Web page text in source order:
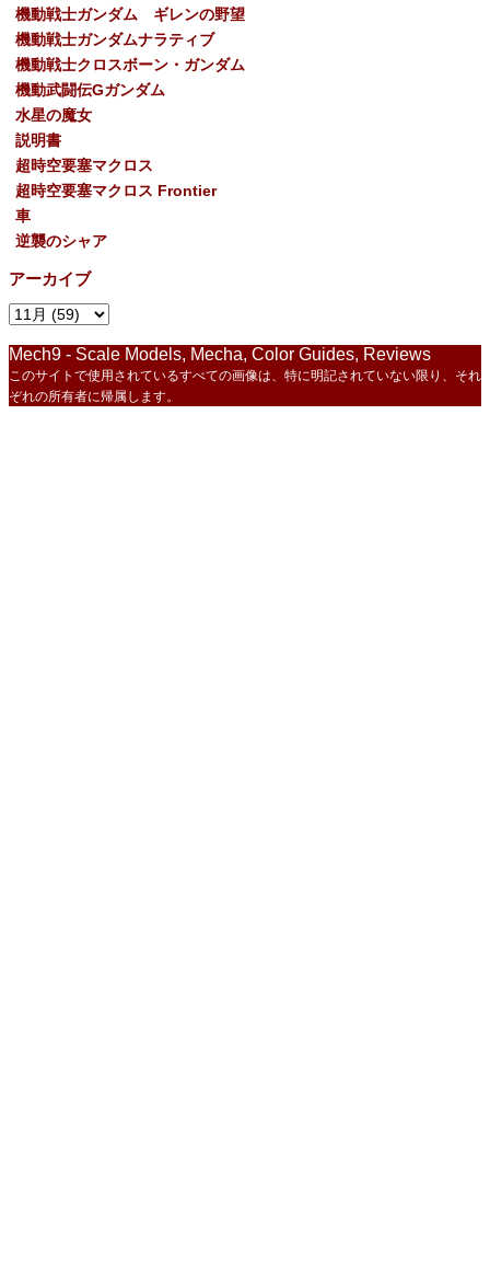
機動戦士ガンダム ギレンの野望
機動戦士ガンダムナラティブ
機動戦士クロスボーン・ガンダム
機動武闘伝Gガンダム
水星の魔女
説明書
超時空要塞マクロス
超時空要塞マクロス Frontier
車
逆襲のシャア
アーカイブ
Mech9 - Scale Models, Mecha, Color Guides, Reviews
このサイトで使用されているすべての画像は、特に明記されていない限り、それ
ぞれの所有者に帰属します。